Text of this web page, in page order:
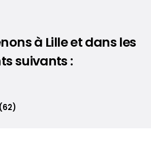
à Lille et dans les
suivants :